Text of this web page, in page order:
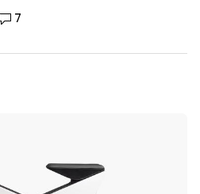
commenti
7